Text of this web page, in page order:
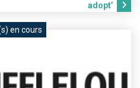
adopt’
en cours